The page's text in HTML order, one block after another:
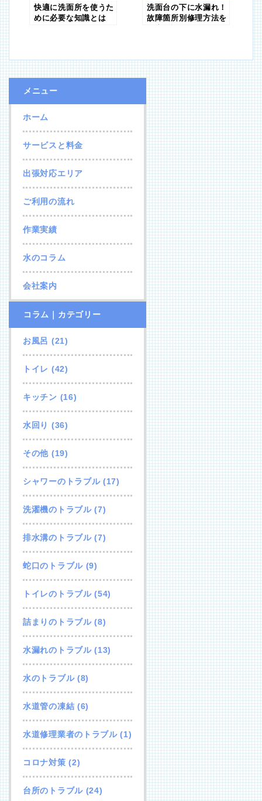
快適に洗面所を使うた
めに必要な知識とは
洗面台の下に水漏れ！
故障箇所別修理方法を
メニュー
ホーム
サービスと料金
出張対応エリア
ご利用の流れ
作業実績
水のコラム
会社案内
コラム｜カテゴリー
お風呂 (21)
トイレ (42)
キッチン (16)
水回り (36)
その他 (19)
シャワーのトラブル(17)
洗濯機のトラブル(7)
排水溝のトラブル(7)
蛇口のトラブル(9)
トイレのトラブル(54)
詰まりのトラブル(8)
水漏れのトラブル(13)
水のトラブル(8)
水道管の凍結 (6)
水道修理業者のトラブル(1)
コロナ対策 (2)
台所のトラブル(24)